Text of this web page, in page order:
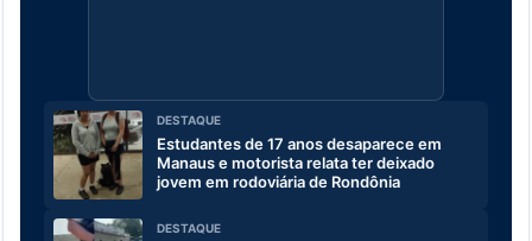
DESTAQUE
Estudantes de 17 anos desaparece em
Manaus e motorista relata ter deixado
jovem em rodoviária de Rondônia
DESTAQUE